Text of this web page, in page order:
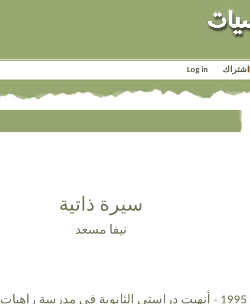
اشتراك Log in
سيرة ذاتية
نيفا مسعد
1995 - أنهيت دراستي الثانوية في مدرسة